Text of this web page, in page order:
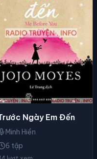
Ngày Em Đến
Minh Hiền
6 tập